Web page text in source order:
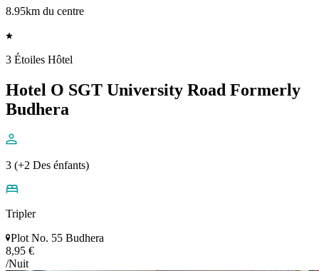
8.95km du centre
3 Étoiles Hôtel
Hotel O SGT University Road Formerly
Budhera
3 (+2 Des énfants)
Tripler
Plot No. 55 Budhera
8,95 €
/Nuit